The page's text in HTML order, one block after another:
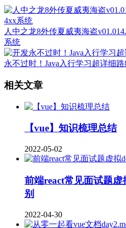
人中之龙8外传夏威夷海盗
系统
永不过时！Java入行学习超详细
相关文章
【vue】知识梳理总结
2022-05-02
前端react常见面试题虚
别
2022-04-30